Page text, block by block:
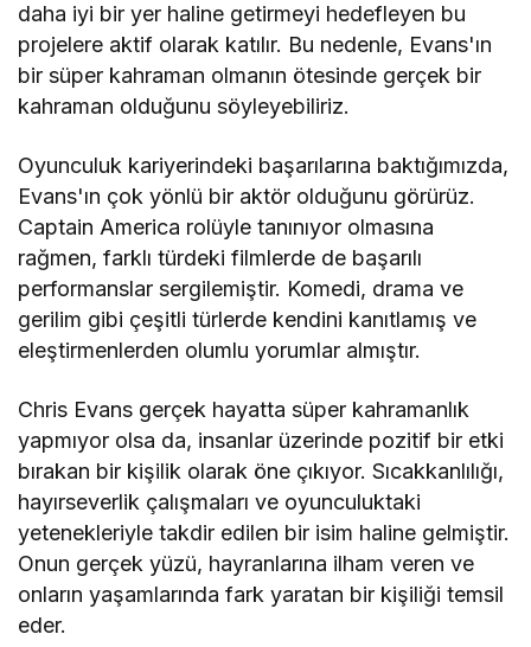
daha iyi bir yer haline getirmeyi hedefleyen bu
projelere aktif olarak katılır. Bu nedenle, Evans'ın
bir süper kahraman olmanın ötesinde gerçek bir
kahraman olduğunu söyleyebiliriz.
Oyunculuk kariyerindeki başarılarına baktığımızda,
Evans'ın çok yönlü bir aktör olduğunu görürüz.
Captain America rolüyle tanınıyor olmasına
rağmen, farklı türdeki filmlerde de başarılı
performanslar sergilemiştir. Komedi, drama ve
gerilim gibi çeşitli türlerde kendini kanıtlamış ve
eleştirmenlerden olumlu yorumlar almıştır.
Chris Evans gerçek hayatta süper kahramanlık
yapmıyor olsa da, insanlar üzerinde pozitif bir etki
bırakan bir kişilik olarak öne çıkıyor. Sıcakkanlılığı,
hayırseverlik çalışmaları ve oyunculuktaki
yetenekleriyle takdir edilen bir isim haline gelmiştir.
Onun gerçek yüzü, hayranlarına ilham veren ve
onların yaşamlarında fark yaratan bir kişiliği temsil
eder.